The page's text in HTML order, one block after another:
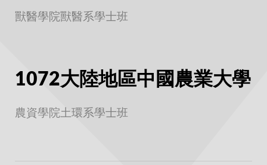
獸醫學院獸醫系學士班
1072大陸地區中國農業大學
農資學院土環系學士班